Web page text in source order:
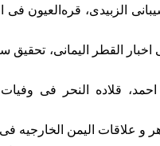
الزبیدی، قره‌العیون
اخبار القطر الیمانی،
احمد، قلاده النحر فی